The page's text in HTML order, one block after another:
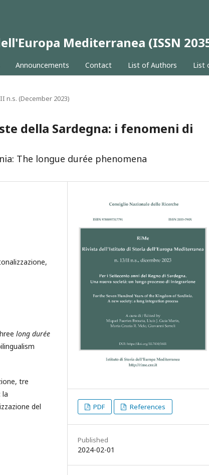
Mediterranea (ISSN
Announcements Contact List of Authors List
n.s. (December 2023)
della Sardegna: i fenomeni di
The longue durée phenomena
long durée
tre
la
del
PDF References
Published
2024-02-01